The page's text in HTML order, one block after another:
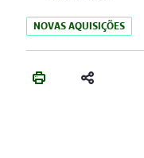
NOVAS AQUISIÇÕES